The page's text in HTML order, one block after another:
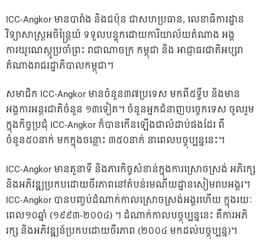
ICC-Angkor មានបារាំង និងជប៉ុន ជាសហប្រធាន, លេខាធិការដ្ឋាន
វិទ្យាសាស្រ្តអចិន្ត្រៃយ៍ ទទួលបន្ទុកដោយការិយាល័យតំណាង អង្គ
ការយូណេស្កូប្រចាំព្រះ រាជាណាចក្រ កម្ពុជា និង អាជ្ញាធរជាតិអប្សរា
តំណាងរាជរដ្ឋាភិបាលកម្ពុជា។
សមាជិក ICC-Angkor មានចំនួន៣៧ប្រទេស មកពី៥ទ្វីប និងមាន
អង្គការអន្តរជាតិចំនួន ១៣ទៀត។ ចំនួនអ្នកជំនាញបច្ចេកទេស ចូលរួម
ក្នុងកិច្ចប្រជុំ ICC-Angkor ក៏បានកើនឡើងជាលំដាប់ផងដែរ ពី
ចំនួន៥០នាក់ មកក្នុងចន្លោះ ៣៥០នាក់ នាពេលបច្ចុប្បន្ននេះ។
ICC-Angkor មានតួនាទី និងភារកិច្ចសំខាន់ក្នុងការស្រោចស្រង់ អភិរក្ស
និងអភិវឌ្ឍប្រកបដោយចីរភាពនៅតំបន់រមណីយដ្ឋានសៀមរាបអង្គរ។
ICC-Angkor បានបញ្ចប់ដំណាក់កាលស្រោចស្រង់អង្គរហើយ ក្នុងរយៈ
ពេល១០ឆ្នាំ (១៩៩៣-២០០៤) ។ ដំណាក់កាលបច្ចុប្បន្ននេះ គឺការអភិ
រក្ស និងអភិវឌ្ឍន៍ប្រកបដោយចីរភាព (២០០៤ មកដល់បច្ចុប្បន្ន)។